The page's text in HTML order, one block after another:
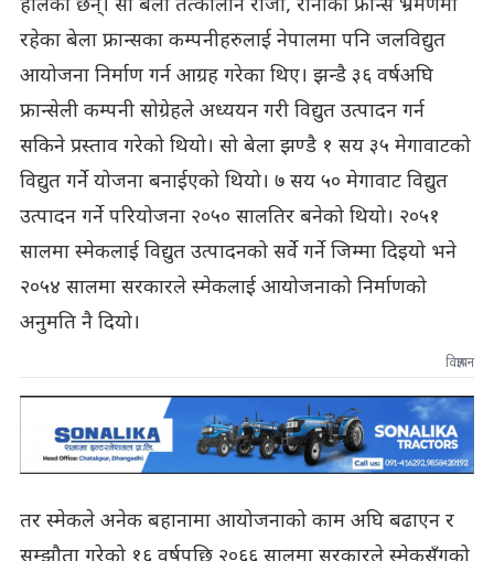
हालेका छन्। सो बेला तत्कालीन राजा, रानीको फ्रान्स भ्रमणमा
रहेका बेला फ्रान्सका कम्पनीहरुलाई नेपालमा पनि जलविद्युत
आयोजना निर्माण गर्न आग्रह गरेका थिए। झन्डै ३६ वर्षअघि
फ्रान्सेली कम्पनी सोग्रेहले अध्ययन गरी विद्युत उत्पादन गर्न
सकिने प्रस्ताव गरेको थियो। सो बेला झण्डै १ सय ३५ मेगावाटको
विद्युत गर्ने योजना बनाईएको थियो। ७ सय ५० मेगावाट विद्युत
उत्पादन गर्ने परियोजना २०५० सालतिर बनेको थियो। २०५१
सालमा स्मेकलाई विद्युत उत्पादनको सर्वे गर्ने जिम्मा दिइयो भने
२०५४ सालमा सरकारले स्मेकलाई आयोजनाको निर्माणको
अनुमति नै दियो।
विज्ञापन
तर स्मेकले अनेक बहानामा आयोजनाको काम अघि बढाएन र